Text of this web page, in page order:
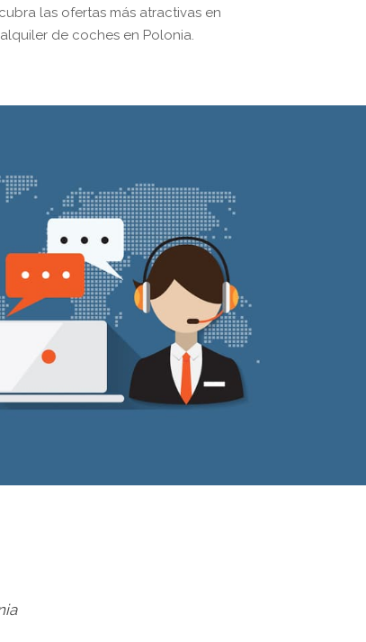
las ofertas más atractivas en
alquiler de coches en Polonia.